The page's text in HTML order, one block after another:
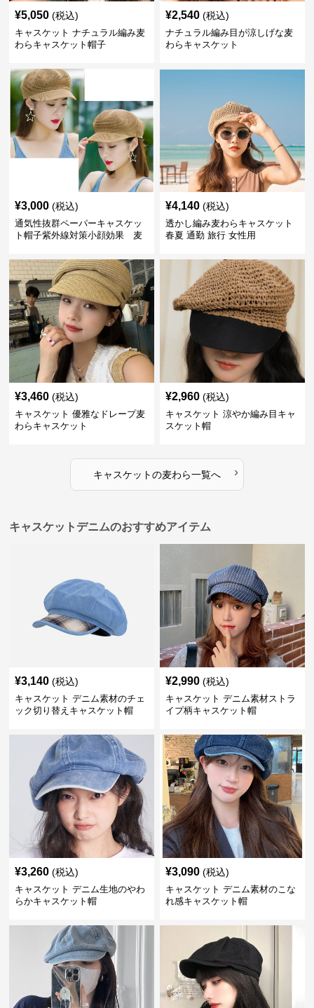
¥5,050 (税込)
キャスケット ナチュラル編み麦
わらキャスケット帽子
¥2,540 (税込)
ナチュラル編み目が涼しげな麦
わらキャスケット
¥3,000 (税込)
通気性抜群ペーパーキャスケッ
ト帽子紫外線対策小顔効果 麦
¥4,140 (税込)
透かし編み麦わらキャスケット
春夏 通勤 旅行 女性用
¥3,460 (税込)
キャスケット 優雅なドレープ麦
わらキャスケット
¥2,960 (税込)
キャスケット 涼やか編み目キャ
スケット帽
キャスケットの麦わら一覧へ ›
キャスケットデニムのおすすめアイテム
¥3,140 (税込)
キャスケット デニム素材のチェ
ック切り替えキャスケット帽
¥2,990 (税込)
キャスケット デニム素材ストラ
イプ柄キャスケット帽
¥3,260 (税込)
キャスケット デニム生地のやわ
らかキャスケット帽
¥3,090 (税込)
キャスケット デニム素材のこな
れ感キャスケット帽